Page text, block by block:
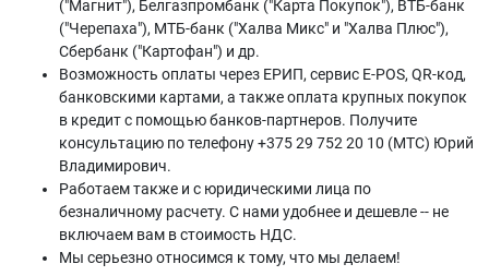
("Магнит"), Белгазпромбанк ("Карта Покупок"), ВТБ-банк
("Черепаха"), МТБ-банк ("Халва Микс" и "Халва Плюс"),
Сбербанк ("Картофан") и др.
Возможность оплаты через ЕРИП, сервис E-POS, QR-код,
банковскими картами, а также оплата крупных покупок
в кредит с помощью банков-партнеров. Получите
консультацию по телефону +375 29 752 20 10 (МТС) Юрий
Владимирович.
Работаем также и с юридическими лица по
безналичному расчету. С нами удобнее и дешевле -- не
включаем вам в стоимость НДС.
Мы серьезно относимся к тому, что мы делаем!